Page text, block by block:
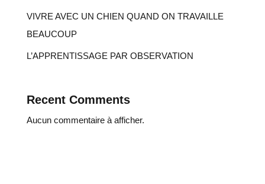
VIVRE AVEC UN CHIEN QUAND ON TRAVAILLE
BEAUCOUP
L’APPRENTISSAGE PAR OBSERVATION
Recent Comments
Aucun commentaire à afficher.